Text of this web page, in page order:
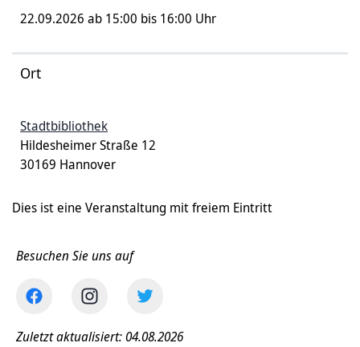
22.09.2026 ab 15:00 bis 16:00 Uhr
Ort
Stadtbibliothek
Hildesheimer Straße 12
30169 Hannover
Dies ist eine Veranstaltung mit freiem Eintritt
Besuchen Sie uns auf
Zuletzt aktualisiert: 04.08.2026